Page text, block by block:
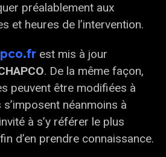
préalablement aux
et heures de l’intervention.
est mis à jour
. De la même façon,
peuvent être modifiées à
néanmoins à
à s’y référer le plus
d’en prendre connaissance.